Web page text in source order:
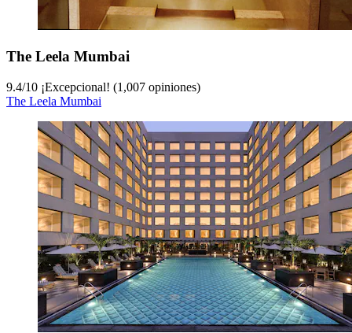
The Leela Mumbai
9.4/10 ¡Excepcional! (1,007 opiniones)
The Leela Mumbai